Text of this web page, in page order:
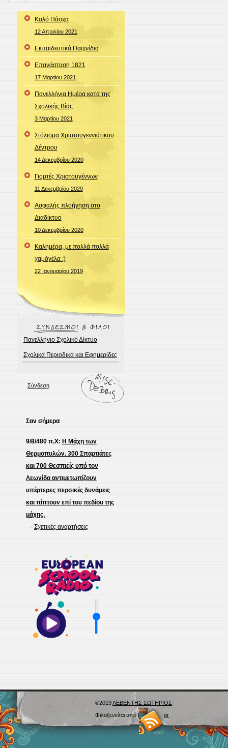
Καλό Πάσχα
12 Απριλίου 2021
Εκπαιδευτικά Παιχνίδια
Επανάσταση 1821
17 Μαρτίου 2021
Πανελλήνια Ημέρα κατά της
Σχολικής Βίας
3 Μαρτίου 2021
Στόλισμα Χριστουγεννιάτικου
Δέντρου
14 Δεκεμβρίου 2020
Γιορτές Χριστουγέννων
11 Δεκεμβρίου 2020
Ασφαλής πλοήγηση στο
Διαδίκτυο
10 Δεκεμβρίου 2020
Καλημέρα, με πολλά πολλά
χαμόγελα :)
22 Ιανουαρίου 2019
Πανελλήνιο Σχολικό Δίκτυο
Σχολικά Περιοδικά και Εφημερίδες
Σύνδεση
Σαν σήμερα
9/8/480 π.Χ: Η Μάχη των
Θερμοπυλών. 300 Σπαρτιάτες
και 700 Θεσπιείς υπό τον
Λεωνίδα αντιμετωπίζουν
υπέρτερες περσικές δυνάμεις
και πίπτουν επί του πεδίου της
μάχης.
- Σχετικές αναρτήσεις
©2019ΛΕΒΕΝΤΗΣ ΣΩΤΗΡΙΟΣ
Φιλοξενείται από Blogs.sch.gr